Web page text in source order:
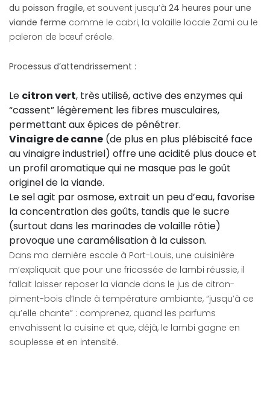
du poisson fragile, et souvent jusqu’à 24 heures pour une
viande ferme comme le cabri, la volaille locale Zami ou le
paleron de bœuf créole.
Processus d’attendrissement :
Le citron vert, très utilisé, active des enzymes qui
“cassent” légèrement les fibres musculaires,
permettant aux épices de pénétrer.
Vinaigre de canne (de plus en plus plébiscité face
au vinaigre industriel) offre une acidité plus douce et
un profil aromatique qui ne masque pas le goût
originel de la viande.
Le sel agit par osmose, extrait un peu d’eau, favorise
la concentration des goûts, tandis que le sucre
(surtout dans les marinades de volaille rôtie)
provoque une caramélisation à la cuisson.
Dans ma dernière escale à Port-Louis, une cuisinière
m’expliquait que pour une fricassée de lambi réussie, il
fallait laisser reposer la viande dans le jus de citron-
piment-bois d’Inde à température ambiante, “jusqu’à ce
qu’elle chante” : comprenez, quand les parfums
envahissent la cuisine et que, déjà, le lambi gagne en
souplesse et en intensité.